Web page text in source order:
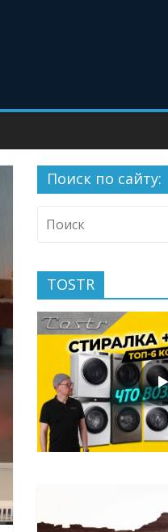
Поиск по сайту:
TOSTR